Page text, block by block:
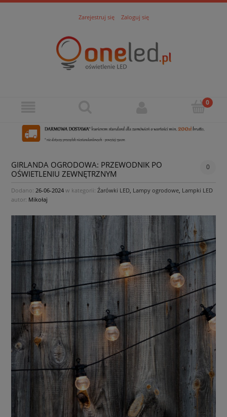
Zarejestruj się Zaloguj się
GIRLANDA OGRODOWA: PRZEWODNIK PO
OŚWIETLENIU ZEWNĘTRZNYM
0
Dodano: 26-06-2024 w kategorii: Źarówki LED Lampy ogrodowe Lampki LED
autor: Mikołaj